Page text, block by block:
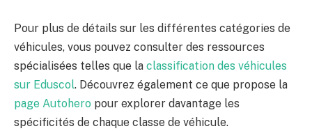
Pour plus de détails sur les différentes catégories de
véhicules, vous pouvez consulter des ressources
spécialisées telles que la classification des véhicules
sur Eduscol. Découvrez également ce que propose la
page Autohero pour explorer davantage les
spécificités de chaque classe de véhicule.